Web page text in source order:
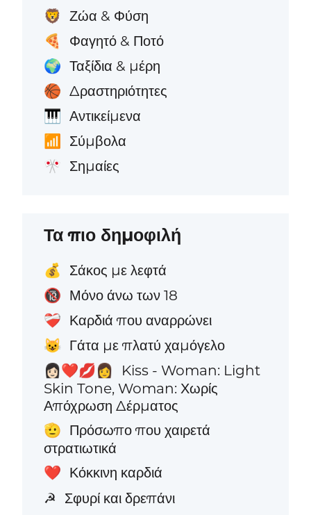
🦁 Ζώα & Φύση
🍕 Φαγητό & Ποτό
🌍 Ταξίδια & μέρη
🏀 Δραστηριότητες
🎹 Αντικείμενα
📶 Σύμβολα
🎌 Σημαίες
Τα πιο δημοφιλή
💰 Σάκος με λεφτά
🔞 Μόνο άνω των 18
❤️‍🩹 Καρδιά που αναρρώνει
😺 Γάτα με πλατύ χαμόγελο
👩🏻‍❤️‍💋‍👩
Kiss - Woman: Light
Skin Tone, Woman: Χωρίς
Απόχρωση Δέρματος
🫡 Πρόσωπο που χαιρετά
στρατιωτικά
❤️ Κόκκινη καρδιά
☭ Σφυρί και δρεπάνι